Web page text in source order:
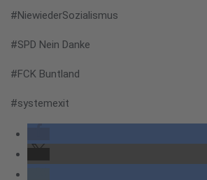
#NiewiederSozialismus
#SPD Nein Danke
#FCK Buntland
#systemexit